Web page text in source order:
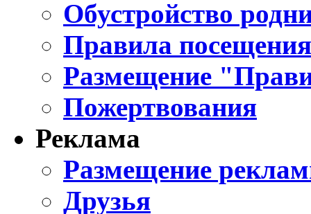
Обустройство
Правила
Размещение
Пожертвования
Реклама
Размещение
Друзья